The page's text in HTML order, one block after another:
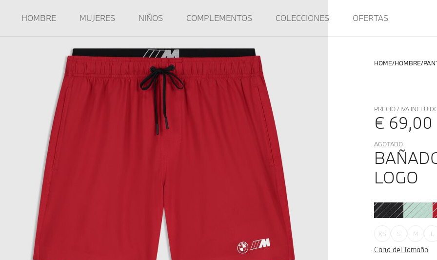
HOMBRE MUJERES NIÑOS COMPLEMENTOS COLECCIONES OFERTAS
HOME HOMBRE
PRECIO / IVA
€ 69,00
AGOTADO
LOGO
XS S M L
Carta del Tamaño